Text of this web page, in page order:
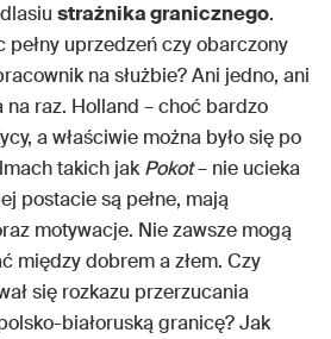
strażnika granicznego.
pełny uprzedzeń czy obarczony
na służbie? Ani jedno, ani
raz. Holland – choć bardzo
a właściwie można było się po
takich jakPokot– nie ucieka
postacie są pełne, mają
motywacje. Nie zawsze mogą
między dobrem a złem. Czy
się rozkazu przerzucania
białoruską granicę? Jak